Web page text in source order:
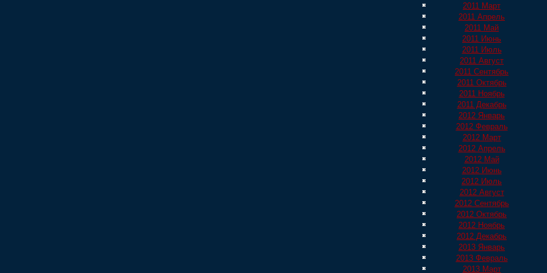
2011 Март
2011 Апрель
2011 Май
2011 Июнь
2011 Июль
2011 Август
2011 Сентябрь
2011 Октябрь
2011 Ноябрь
2011 Декабрь
2012 Январь
2012 Февраль
2012 Март
2012 Апрель
2012 Май
2012 Июнь
2012 Июль
2012 Август
2012 Сентябрь
2012 Октябрь
2012 Ноябрь
2012 Декабрь
2013 Январь
2013 Февраль
2013 Март